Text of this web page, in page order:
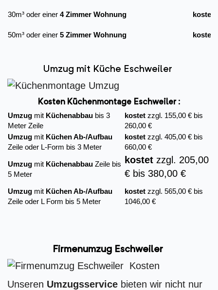
30m³ oder einer 4 Zimmer Wohnung kostet
50m³ oder einer 5 Zimmer Wohnung kostet
Umzug mit Küche Eschweiler
Kosten Küchenmontage Eschweiler :
Umzug mit Küchenabbau bis 3
Meter Zeile
kostet zzgl. 155,00 € bis
260,00 €
Umzug mit Küchen Ab-/Aufbau
Zeile oder L-Form bis 3 Meter
kostet zzgl. 405,00 € bis
660,00 €
Umzug mit Küchenabbau Zeile bis
5 Meter
kostet zzgl. 205,00
€ bis 380,00 €
Umzug mit Küchen Ab-/Aufbau
Zeile oder L Form bis 5 Meter
kostet zzgl. 565,00 € bis
1046,00 €
Firmenumzug Eschweiler
Unseren Umzugsservice bieten wir nicht nur